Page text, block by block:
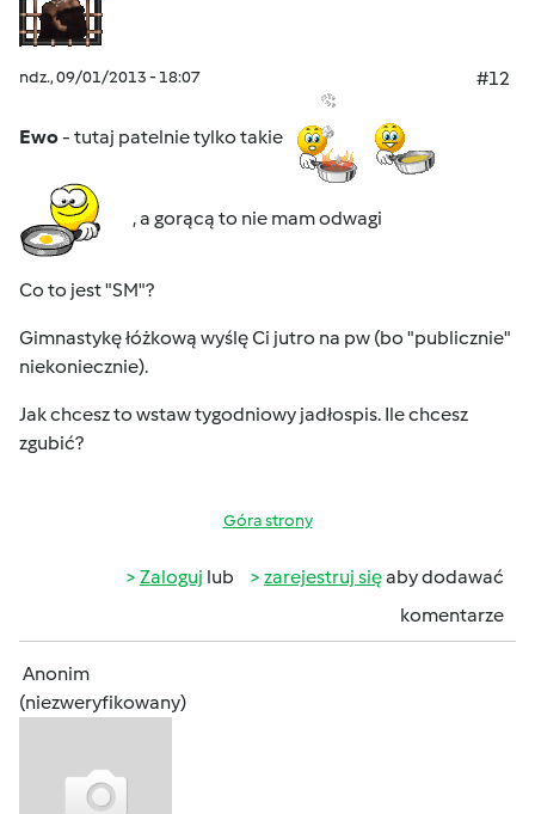
ndz., 09/01/2013 - 18:07 #12
Ewo- tutaj patelnie tylko takie
, a gorącą to nie mam odwagi
Co to jest "SM"?
Gimnastykę łóżkową wyślę Ci jutro na pw (bo "publicznie"
niekoniecznie).
Jak chcesz to wstaw tygodniowy jadłospis. Ile chcesz
zgubić?
Góra strony
Zaloguj lub zarejestruj sięaby dodawać
komentarze
Anonim
(niezweryfikowany)